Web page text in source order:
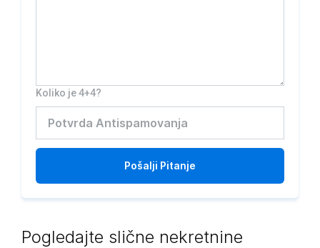
Koliko je 4+4?
Pošalji Pitanje
Pogledajte slične nekretnine